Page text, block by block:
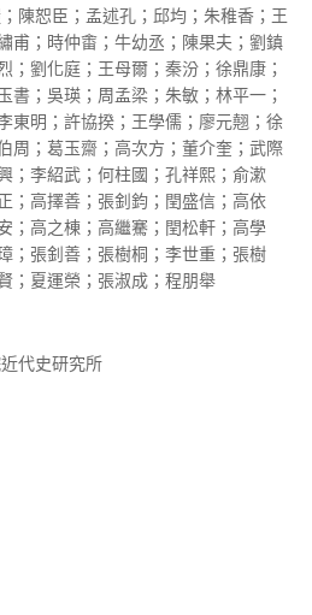
陳恕臣；孟述孔；邱均；朱稚香；王
甫；時仲畬；牛幼丞；陳果夫；劉鎮
；劉化庭；王母爾；秦汾；徐鼎康；
書；吳瑛；周孟梁；朱敏；林平一；
東明；許協揆；王學儒；廖元翹；徐
周；葛玉齋；高次方；董介奎；武際
；李紹武；何柱國；孔祥熙；俞漱
；高擇善；張釗鈞；閏盛信；高依
；高之棟；高繼騫；閏松軒；高學
；張釗善；張樹桐；李世重；張樹
；夏運榮；張淑成；程朋舉
代史研究所